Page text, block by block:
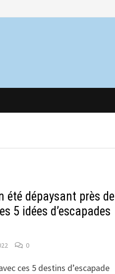
été dépaysant près de
5 idées d’escapades
0
ces 5 destins d’escapade